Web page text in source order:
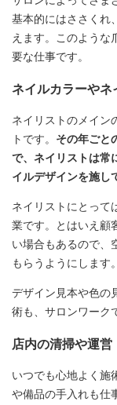
基本的にはささくれ
えます。このような
要な仕事です。
ネイルカラーやネ
ネイリストのメイン
トです。 その年ごと
で、ネイリストは常
イルデザインを施し
ネイリストにとって
業です。とはいえ顧
い場合もあるので、
もらうようにします。
デザイン見本や色の
術も、サロンワーク
店内の清掃や運営
いつでも心地よく施
や備品の手入れも仕